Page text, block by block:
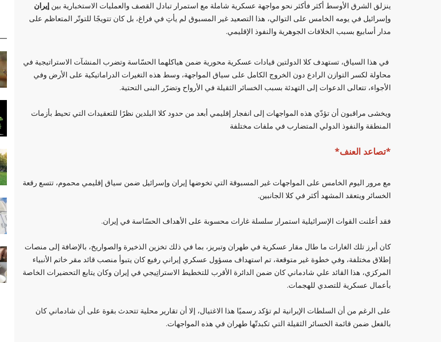
ينزلق الشرق الأوسط أكثر فأكثر نحو مواجهة عسكرية شاملة مع استمرار تبادل القصف والعمليات الاستخبارية بين إيران
وإسرائيل في يومه الخامس على التوالي، هذا التصعيد غير المسبوق لم يأتِ في فراغ، بل كان تتويجًا للتوتّر المتعاظم على
مدار أسابيع بسبب الخلافات الجوهرية والنفوذ الإقليمي.
في هذا السياق، تستهدف كلا الدولتين قيادات عسكرية محورية ضمن هياكلهما الحسّاسة وتضرب المنشآت الاستراتيجية في
محاولة لكسر التوازن الرادع دون الخروج الكامل على سياق المواجهة، وسط هذه التغيرات الدراماتيكية على الأرض وفي
الأجواء، تتعالى الدعوات إلى التهدئة بسبب الخسائر الثقيلة في الأرواح وتضرّر البنى التحتية.
ويخشى مراقبون أن تؤدّي هذه المواجهات إلى انفجار إقليمي أبعد من حدود كلا البلدين نظرًا للتعقيدات التي تحيط بأزمات
المنطقة والنفوذ الدولي المتضارب في ملفات مختلفة
*تصاعد العنف*
مع مرور اليوم الخامس على المواجهات غير المسبوقة التي تخوضها إيران وإسرائيل ضمن سياق إقليمي محموم، تتسع رقعة
الخسائر ويتعقد المشهد أكثر في كلا الجانبين.
فقد أعلنت القوات الإسرائيلية استمرار سلسلة غارات محسوبة على الأهداف الحسّاسة في إيران.
كان أبرز تلك الغارات ما طال مقار عسكرية في طهران وتبريز، بما في ذلك تخزين الذخيرة والصواريخ، بالإضافة إلى منصات
إطلاق مختلفة، وفي خطوة غير متوقعة، تم استهداف مسؤول عسكري إيراني رفيع كان يتبوأ منصب قائد مقر خاتم الأنبياء
المركزي، هذا القائد علي شادماني كان ضمن الدائرة الأقرب للتخطيط الاستراتِيجي في إيران وكان يتابع التحضيرات الخاصة
بأعمال عسكرية للتصدي للهجمات.
على الرغم من أن السلطات الإيرانية لم تؤكد رسميًا هذا الاغتيال، إلا أن تقارير محلية تتحدث بقوة على أن شادماني كان
بالفعل ضمن قائمة الخسائر الثقيلة التي تكبدتّها طهران في هذه المواجهات.